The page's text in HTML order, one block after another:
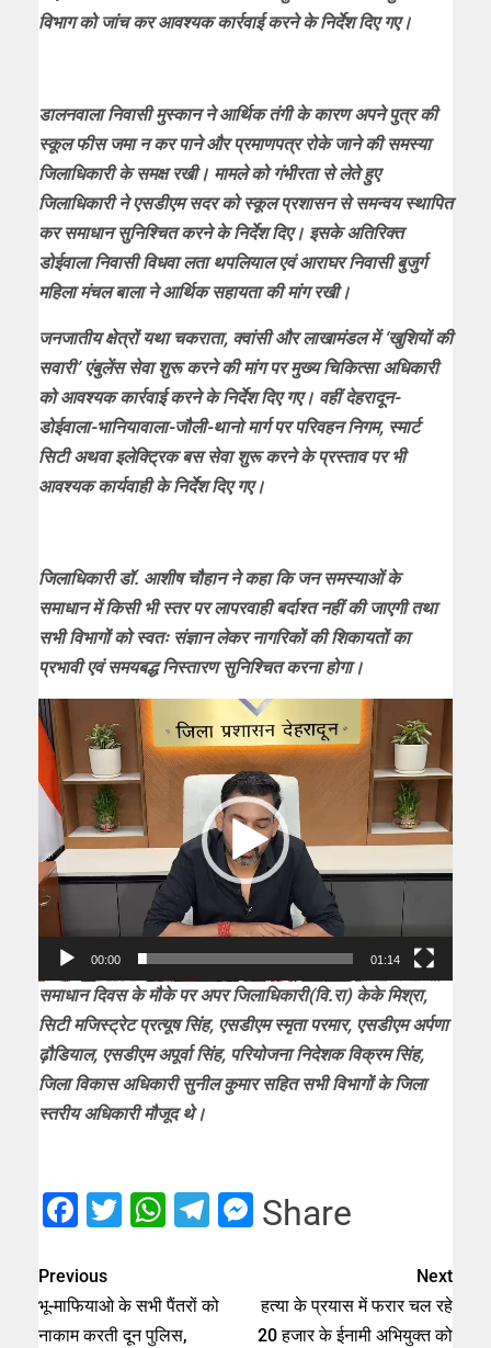
विभाग को जांच कर आवश्यक कार्रवाई करने के निर्देश दिए गए।
डालनवाला निवासी मुस्कान ने आर्थिक तंगी के कारण अपने पुत्र की
स्कूल फीस जमा न कर पाने और प्रमाणपत्र रोके जाने की समस्या
जिलाधिकारी के समक्ष रखी। मामले को गंभीरता से लेते हुए
जिलाधिकारी ने एसडीएम सदर को स्कूल प्रशासन से समन्वय स्थापित
कर समाधान सुनिश्चित करने के निर्देश दिए। इसके अतिरिक्त
डोईवाला निवासी विधवा लता थपलियाल एवं आराघर निवासी बुजुर्ग
महिला मंचल बाला ने आर्थिक सहायता की मांग रखी।
जनजातीय क्षेत्रों यथा चकराता, क्वांसी और लाखामंडल में ‘खुशियों की
सवारी’ एंबुलेंस सेवा शुरू करने की मांग पर मुख्य चिकित्सा अधिकारी
को आवश्यक कार्रवाई करने के निर्देश दिए गए। वहीं देहरादून-
डोईवाला-भानियावाला-जौली-थानो मार्ग पर परिवहन निगम, स्मार्ट
सिटी अथवा इलेक्ट्रिक बस सेवा शुरू करने के प्रस्ताव पर भी
आवश्यक कार्यवाही के निर्देश दिए गए।
जिलाधिकारी डॉ. आशीष चौहान ने कहा कि जन समस्याओं के
समाधान में किसी भी स्तर पर लापरवाही बर्दाश्त नहीं की जाएगी तथा
सभी विभागों को स्वतः संज्ञान लेकर नागरिकों की शिकायतों का
प्रभावी एवं समयबद्ध निस्तारण सुनिश्चित करना होगा।
Video
Player
00:00 01:14
समाधान दिवस के मौके पर अपर जिलाधिकारी(वि.रा) केके मिश्रा,
सिटी मजिस्ट्रेट प्रत्यूष सिंह, एसडीएम स्मृता परमार, एसडीएम अर्पणा
ढ़ौडियाल, एसडीएम अपूर्वा सिंह, परियोजना निदेशक विक्रम सिंह,
जिला विकास अधिकारी सुनील कुमार सहित सभी विभागों के जिला
स्तरीय अधिकारी मौजूद थे।
Facebook
TwitterWhatsApp
Telegram
Messenger
Share
Previous
भू-माफियाओ के सभी पैंतरों को
नाकाम करती दून पुलिस,
Next
हत्या के प्रयास में फरार चल रहे
20 हजार के ईनामी अभियुक्त को